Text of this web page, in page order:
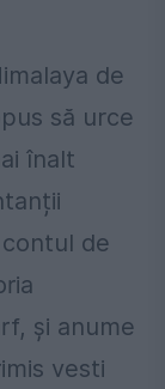
de
să urce
înalt
de
și anume
vesti